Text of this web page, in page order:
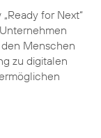
for Next“
Menschen
zu digitalen